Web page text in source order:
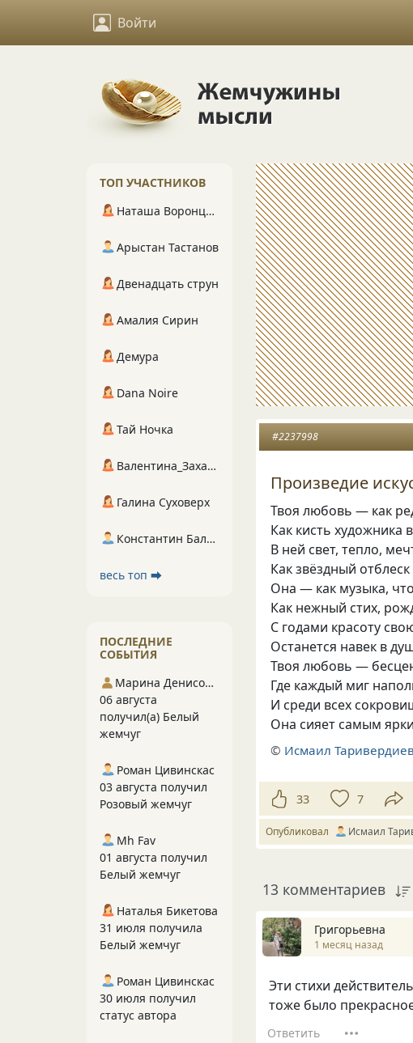
Войти
#2237998
Произведие
Твоя любовь — как
Как кисть художника
В ней свет, тепло,
Как звёздный
Она — как музыка,
Как нежный стих,
С годами красоту
Останется навек в
Твоя любовь —
Где каждый миг
И среди всех
Она сияет самым
© Исмаил Таривердиев
33 7
Опубликовал Исмаил
13 комментариев
Григорьевна
1 месяц назад
Эти стихи
тоже было
Ответить
ТОП УЧАСТНИКОВ
Наташа Воронцова
Арыстан Тастанов
Двенадцать струн
Амалия Сирин
Демура
Dana Noire
Тай Ночка
Валентина_Захарова
Галина Суховерх
Константин Балухта
весь топ ⮕
ПОСЛЕДНИЕ
СОБЫТИЯ
Марина Денисова 5
06 августа
получил(а) Белый
жемчуг
Роман Цивинскас
03 августа получил
Розовый жемчуг
Mh Fav
01 августа получил
Белый жемчуг
Наталья Бикетова
31 июля получила
Белый жемчуг
Роман Цивинскас
30 июля получил
статус автора